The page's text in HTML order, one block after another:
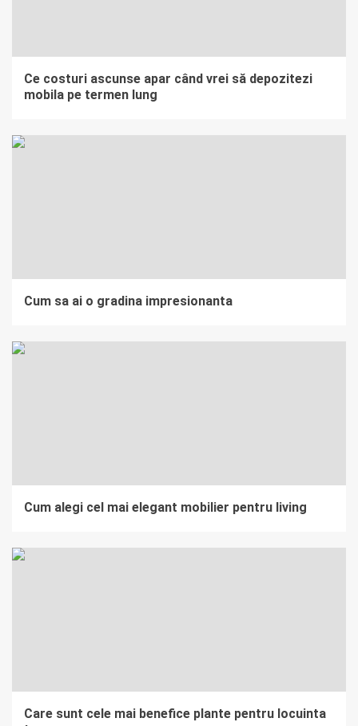
Ce costuri ascunse apar când vrei să depozitezi
mobila pe termen lung
Cum sa ai o gradina impresionanta
Cum alegi cel mai elegant mobilier pentru living
Care sunt cele mai benefice plante pentru locuinta